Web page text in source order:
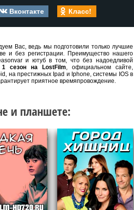
Вконтакте Класс!
Вас, ведь мы подготовили только лучшие
и без регистрации. Преимущество нашего
и ютуб в том, что без надоедливой
сезон на LostFilm, официальном сайте,
на престижных Ipad и Iphone, системы IOS в
приятное времяпровождение.
и планшете: